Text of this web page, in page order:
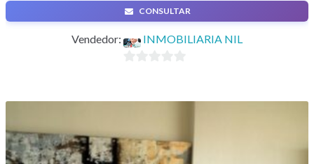
Venta de piso
CONSULTAR
Vendedor: INMOBILIARIA NIL